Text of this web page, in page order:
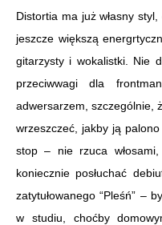
Distortia ma już własny
jeszcze większą
gitarzysty i wokalistki. Nie
przeciwwagi dla
adwersarzem, szczególnie,
wrzeszczeć, jakby ją
stop – nie rzuca
koniecznie posłuchać
zatytułowanego “Pleśń” –
w studiu, choćby